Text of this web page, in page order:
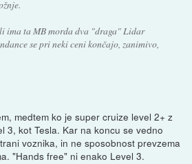
ima ta MB morda dva "draga" Lidar
se pri neki ceni končajo, zanimivo,
medtem ko je super cruize level 2+ z
3, kot Tesla. Kar na koncu se vedno
voznika, in ne sposobnost prevzema
"Hands free" ni enako Level 3.